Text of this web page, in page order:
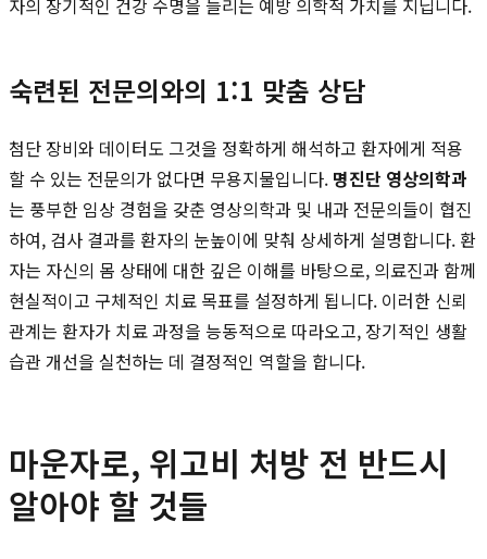
자의 장기적인 건강 수명을 늘리는 예방 의학적 가치를 지닙니다.
숙련된 전문의와의 1:1 맞춤 상담
첨단 장비와 데이터도 그것을 정확하게 해석하고 환자에게 적용
할 수 있는 전문의가 없다면 무용지물입니다. 명진단 영상의학과
는 풍부한 임상 경험을 갖춘 영상의학과 및 내과 전문의들이 협진
하여, 검사 결과를 환자의 눈높이에 맞춰 상세하게 설명합니다. 환
자는 자신의 몸 상태에 대한 깊은 이해를 바탕으로, 의료진과 함께
현실적이고 구체적인 치료 목표를 설정하게 됩니다. 이러한 신뢰
관계는 환자가 치료 과정을 능동적으로 따라오고, 장기적인 생활
습관 개선을 실천하는 데 결정적인 역할을 합니다.
마운자로, 위고비 처방 전 반드시
알아야 할 것들